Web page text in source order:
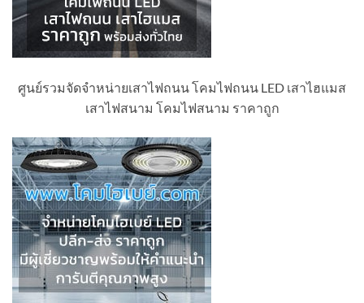
ศูนย์รวมจัดจำหน่ายเสาไฟถนน โคมไฟถนน LED เสาไฮแมส
เสาไฟสนาม โคมไฟสนาม ราคาถูก